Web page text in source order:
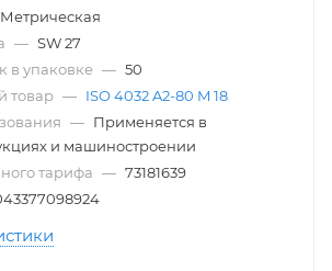
Метрическая
— SW 27
в упаковке — 50
товар — ISO 4032 A2-80 M 18
— Применяется в
и машиностроении
тарифа — 73181639